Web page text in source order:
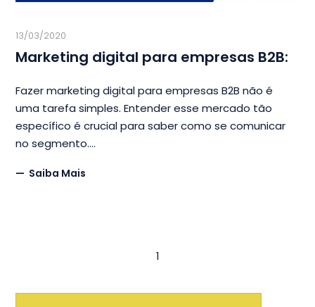
13/03/2020
Marketing digital para empresas B2B:
Fazer marketing digital para empresas B2B não é
uma tarefa simples. Entender esse mercado tão
específico é crucial para saber como se comunicar
no segmento.
Saiba Mais
1